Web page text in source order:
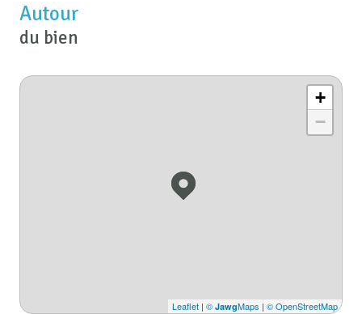
Autour
du bien
+
−
Leaflet | © JawgMaps | © OpenStreetMap